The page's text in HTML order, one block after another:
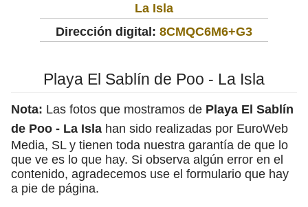
La Isla
Dirección digital: 8CMQC6M6+G3
Playa El Sablín de Poo - La Isla
Nota: Las fotos que mostramos de Playa El Sablín
de Poo - La Isla han sido realizadas por EuroWeb
Media, SL y tienen toda nuestra garantía de que lo
que ve es lo que hay. Si observa algún error en el
contenido, agradecemos use el formulario que hay
a pie de página.